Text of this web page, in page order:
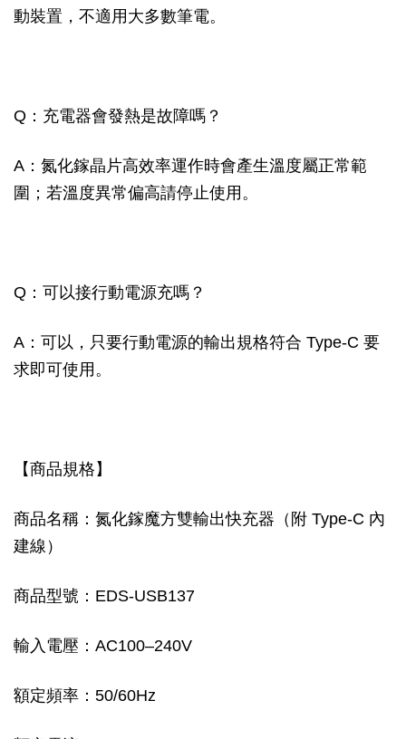
動裝置，不適用大多數筆電。
Q：充電器會發熱是故障嗎？
A：氮化鎵晶片高效率運作時會產生溫度屬正常範
圍；若溫度異常偏高請停止使用。
Q：可以接行動電源充嗎？
A：可以，只要行動電源的輸出規格符合 Type-C 要
求即可使用。
【商品規格】
商品名稱：氮化鎵魔方雙輸出快充器（附 Type-C 內
建線）
商品型號：EDS-USB137
輸入電壓：AC100–240V
額定頻率：50/60Hz